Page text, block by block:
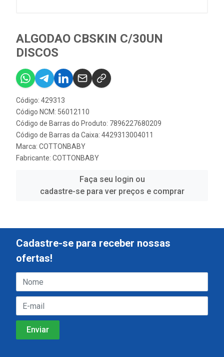
ALGODAO CBSKIN C/30UN
DISCOS
Código: 429313
Código NCM: 56012110
Código de Barras do Produto: 7896227680209
Código de Barras da Caixa: 4429313004011
Marca: COTTONBABY
Fabricante: COTTONBABY
Faça seu login ou
cadastre-se para ver preços e comprar
Cadastre-se para receber nossas
ofertas!